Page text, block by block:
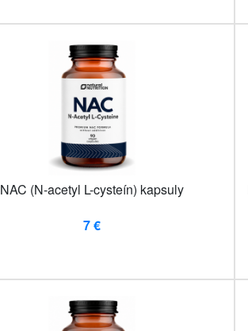
NAC (N-acetyl L-cysteín) kapsuly
7 €